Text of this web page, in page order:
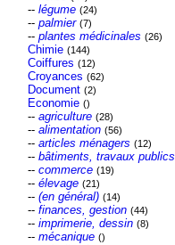
-- légume (24)
-- palmier (7)
-- plantes médicinales (26)
Chimie (144)
Coiffures (12)
Croyances (62)
Document (2)
Economie ()
-- agriculture (28)
-- alimentation (56)
-- articles ménagers (12)
-- bâtiments, travaux publics
-- commerce (19)
-- élevage (21)
-- (en général) (14)
-- finances, gestion (44)
-- imprimerie, dessin (8)
-- mécanique ()